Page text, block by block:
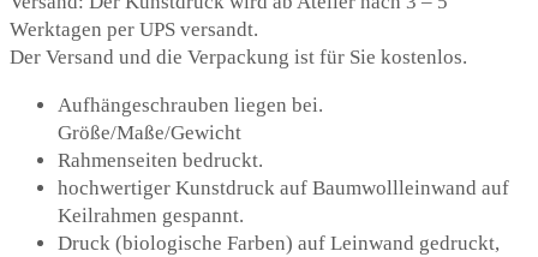
Werktagen per UPS versandt.
Der Versand und die Verpackung ist für Sie kostenlos.
Aufhängeschrauben liegen bei.
Größe/Maße/Gewicht
Rahmenseiten bedruckt.
hochwertiger Kunstdruck auf Baumwollleinwand auf
Keilrahmen gespannt.
Druck (biologische Farben) auf Leinwand gedruckt,